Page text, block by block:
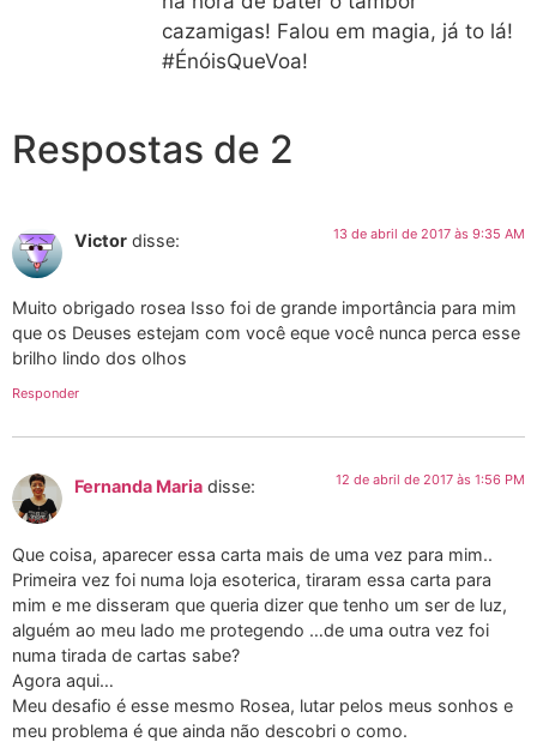
cazamigas! Falou em magia, já to lá!
#ÉnóisQueVoa!
Respostas de 2
Victor disse: 13 de abril de 2017 às 9:35 AM
Muito obrigado rosea Isso foi de grande importância para mim
que os Deuses estejam com você eque você nunca perca esse
brilho lindo dos olhos
Responder
Fernanda Maria disse: 12 de abril de 2017 às 1:56 PM
Que coisa, aparecer essa carta mais de uma vez para mim..
Primeira vez foi numa loja esoterica, tiraram essa carta para
mim e me disseram que queria dizer que tenho um ser de luz,
alguém ao meu lado me protegendo …de uma outra vez foi
numa tirada de cartas sabe?
Agora aqui…
Meu desafio é esse mesmo Rosea, lutar pelos meus sonhos e
meu problema é que ainda não descobri o como.